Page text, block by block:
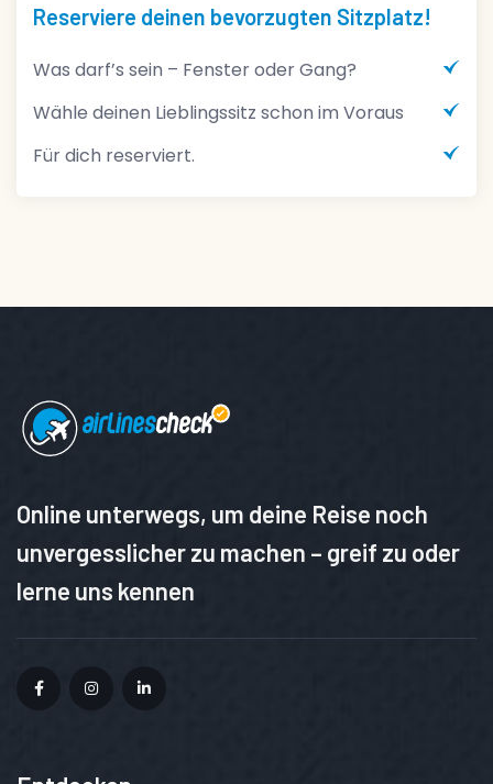
Dein Visum leicht gemacht
Schnelle & einfache Beantragung
Unterstützung bei allen Unterlagen
Stressfrei reisen mit gültigem Visum
Online unterwegs, um deine Reise noch
unvergesslicher zu machen – greif zu oder
lerne uns kennen